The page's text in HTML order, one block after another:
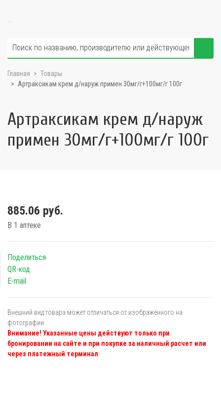
Главная
Товары
Артраксикам крем д/наруж примен 30мг/г+100мг/г 100г
Артраксикам крем д/наруж
примен 30мг/г+100мг/г 100г
885.06 руб.
В 1 аптеке
Поделиться
QR-код
E-mail
Внешний вид товара может отличаться от изображённого на
фотографии
Внимание! Указанные цены действуют только при
бронировании на сайте и при покупке за наличный расчет или
через платежный терминал